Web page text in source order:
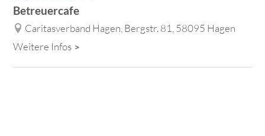
Betreuercafe
Caritasverband Hagen, Bergstr. 81, 58095 Hagen
Weitere Infos